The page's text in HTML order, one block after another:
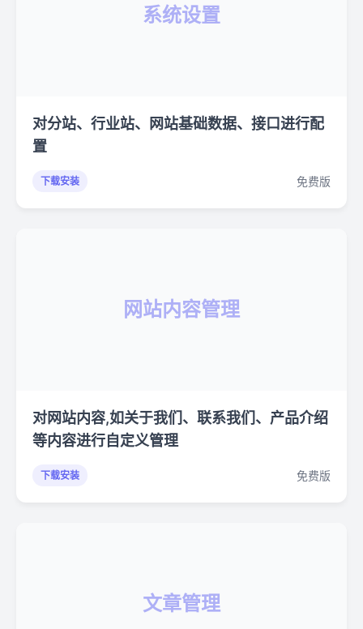
系统设置
对分站、行业站、网站基础数据、接口进行配
置
下载安装 免费版
网站内容管理
对网站内容,如关于我们、联系我们、产品介绍
等内容进行自定义管理
下载安装 免费版
文章管理